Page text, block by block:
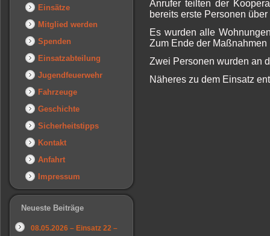
Einsätze
Mitglied werden
Spenden
Einsatzabteilung
Jugendfeuerwehr
Fahrzeuge
Geschichte
Sicherheitstipps
Kontakt
Anfahrt
Impressum
Neueste Beiträge
08.05.2026 – Einsatz 22 –
Anrufer teilten der
bereits erste Personen
Es wurden alle
Zum Ende der
Zwei Personen wurden an
Näheres zu dem Einsatz